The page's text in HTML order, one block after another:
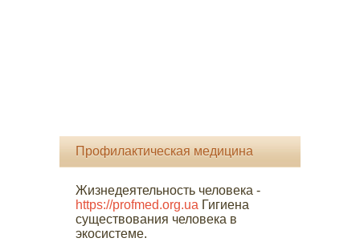
Профилактическая медицина
Жизнедеятельность человека -
https://profmed.org.ua Гигиена
существования человека в
экосистеме.